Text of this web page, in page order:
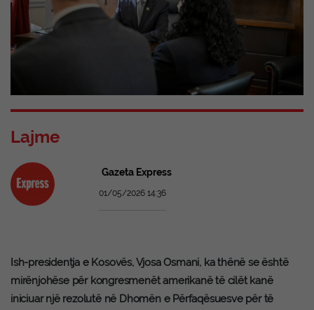
Lajme
Gazeta Express
01/05/2026 14:36
Ish-presidentja e Kosovës, Vjosa Osmani, ka thënë se është
mirënjohëse për kongresmenët amerikanë të cilët kanë
iniciuar një rezolutë në Dhomën e Përfaqësuesve për të